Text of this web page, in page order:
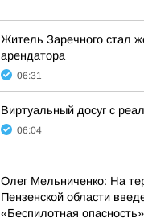
Житель Заречного стал
арендатора
06:31
Виртуальный досуг с
06:04
Олег Мельниченко: На
Пензенской области
«Беспилотная опасность»